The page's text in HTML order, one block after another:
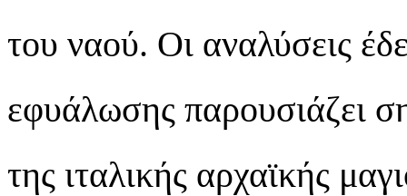
του ναού. Οι αναλύσεις
εφυάλωσης παρουσιάζει
της ιταλικής αρχαϊκής